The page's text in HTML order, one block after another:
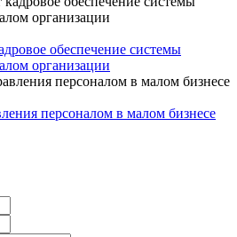
обеспечение системы
организации
персоналом в малом бизнесе